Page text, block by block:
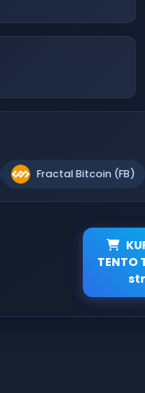
Fractal Bitcoin (FB)
TENTO